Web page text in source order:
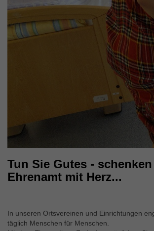
Tun Sie Gutes -
Ehrenamt mit Herz...
In unseren Ortsvereinen und Einrichtungen
täglich Menschen für Menschen.